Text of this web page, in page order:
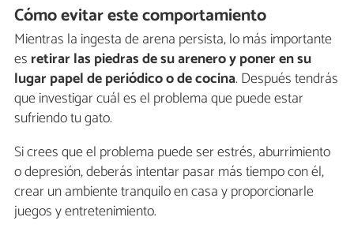
Cómo evitar este comportamiento
Mientras la ingesta de arena persista, lo más importante
es retirar las piedras de su arenero y poner en su
lugar papel de periódico o de cocina. Después tendrás
que investigar cuál es el problema que puede estar
sufriendo tu gato.
Si crees que el problema puede ser estrés, aburrimiento
o depresión, deberás intentar pasar más tiempo con él,
crear un ambiente tranquilo en casa y proporcionarle
juegos y entretenimiento.